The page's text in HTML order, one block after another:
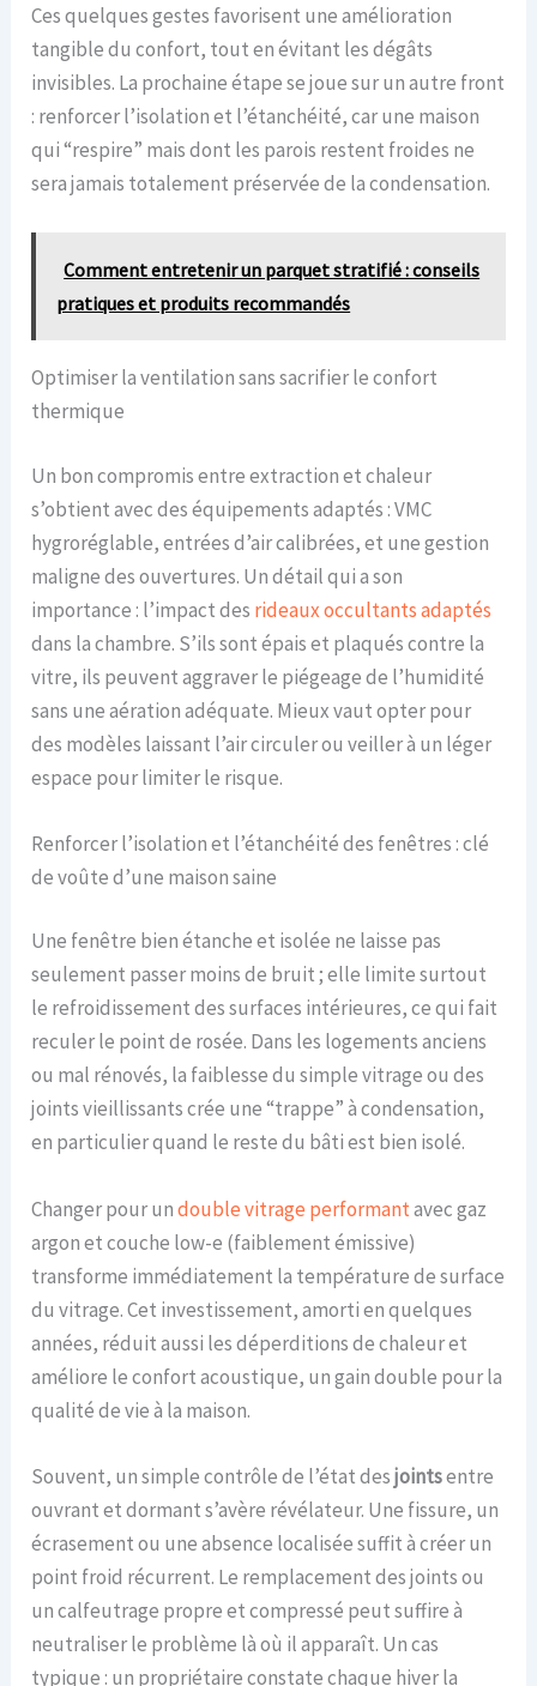
Ces quelques gestes favorisent une amélioration
tangible du confort, tout en évitant les dégâts
invisibles. La prochaine étape se joue sur un autre front
: renforcer l’isolation et l’étanchéité, car une maison
qui “respire” mais dont les parois restent froides ne
sera jamais totalement préservée de la condensation.
Comment entretenir un parquet stratifié : conseils
pratiques et produits recommandés
Optimiser la ventilation sans sacrifier le confort
thermique
Un bon compromis entre extraction et chaleur
s’obtient avec des équipements adaptés : VMC
hygroréglable, entrées d’air calibrées, et une gestion
maligne des ouvertures. Un détail qui a son
importance : l’impact des rideaux occultants adaptés
dans la chambre. S’ils sont épais et plaqués contre la
vitre, ils peuvent aggraver le piégeage de l’humidité
sans une aération adéquate. Mieux vaut opter pour
des modèles laissant l’air circuler ou veiller à un léger
espace pour limiter le risque.
Renforcer l’isolation et l’étanchéité des fenêtres : clé
de voûte d’une maison saine
Une fenêtre bien étanche et isolée ne laisse pas
seulement passer moins de bruit ; elle limite surtout
le refroidissement des surfaces intérieures, ce qui fait
reculer le point de rosée. Dans les logements anciens
ou mal rénovés, la faiblesse du simple vitrage ou des
joints vieillissants crée une “trappe” à condensation,
en particulier quand le reste du bâti est bien isolé.
Changer pour undouble vitrage performantavec gaz
argon et couche low-e (faiblement émissive)
transforme immédiatement la température de surface
du vitrage. Cet investissement, amorti en quelques
années, réduit aussi les déperditions de chaleur et
améliore le confort acoustique, un gain double pour la
qualité de vie à la maison.
Souvent, un simple contrôle de l’état desjointsentre
ouvrant et dormant s’avère révélateur. Une fissure, un
écrasement ou une absence localisée suffit à créer un
point froid récurrent. Le remplacement des joints ou
un calfeutrage propre et compressé peut suffire à
neutraliser le problème là où il apparaît. Un cas
typique : un propriétaire constate chaque hiver la